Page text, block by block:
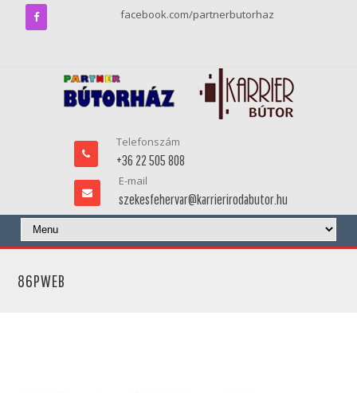
facebook.com/partnerbutorhaz
Telefonszám
+36 22 505 808
E-mail
szekesfehervar@karrierirodabutor.hu
86PWEB